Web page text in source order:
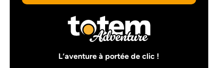
L’aventure à portée de clic !